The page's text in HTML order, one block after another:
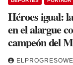
Héroes igual:
en el alargue
campeón del